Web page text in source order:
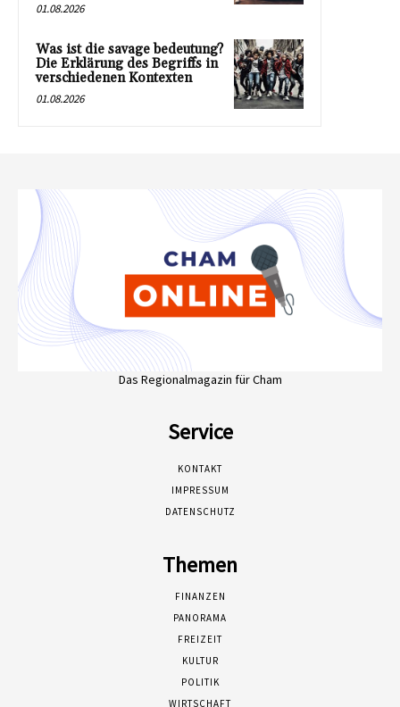
01.08.2026
Was ist die savage bedeutung?
Die Erklärung des Begriffs in
verschiedenen Kontexten
01.08.2026
Das Regionalmagazin für Cham
Service
KONTAKT
IMPRESSUM
DATENSCHUTZ
Themen
FINANZEN
PANORAMA
FREIZEIT
KULTUR
POLITIK
WIRTSCHAFT